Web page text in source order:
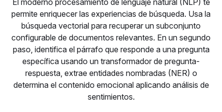
permite enriquecer las experiencias de búsqueda. Usa la
búsqueda vectorial para recuperar un subconjunto
configurable de documentos relevantes. En un segundo
paso, identifica el párrafo que responde a una pregunta
específica usando un transformador de pregunta-
respuesta, extrae entidades nombradas (NER) o
determina el contenido emocional aplicando análisis de
sentimientos.